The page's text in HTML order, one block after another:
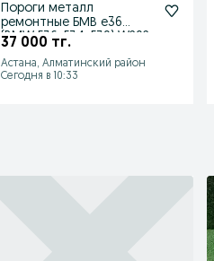
Пороги металл
ремонтные БМВ е36
(BMW E36, E34, E39) W202
37 000 тг.
Астана, Алматинский район
Сегодня в 10:33